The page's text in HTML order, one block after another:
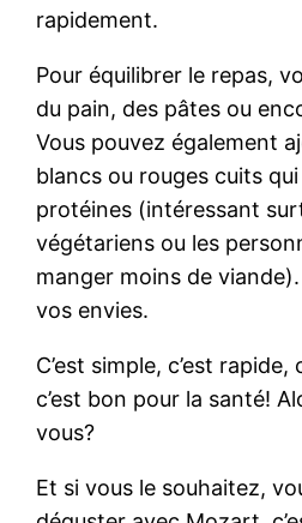
rapidement.
Pour équilibrer le repas,
du pain, des pâtes ou
Vous pouvez également
blancs ou rouges cuits
protéines (intéressant
végétariens ou les
manger moins de
vos envies.
C’est simple, c’est rapide,
c’est bon pour la santé!
vous?
Et si vous le souhaitez,